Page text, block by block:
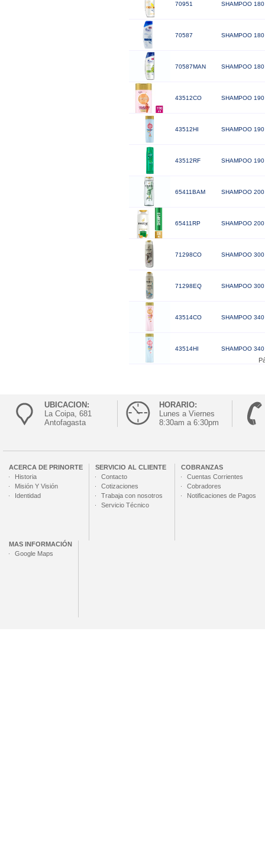
70951 SHAMPOO
70587 SHAMPOO
70587MAN SHAMPOO
43512CO SHAMPOO
43512HI SHAMPOO
43512RF SHAMPOO
65411BAM SHAMPOO
65411RP SHAMPOO
71298CO SHAMPOO
71298EQ SHAMPOO
43514CO SHAMPOO
43514HI SHAMPOO
UBICACION:
La Coipa, 681
Antofagasta
HORARIO:
Lunes a Viernes
8:30am a 6:30pm
ACERCA DE PRINORTE
Historia
Misión Y Visión
Identidad
SERVICIO AL CLIENTE
Contacto
Cotizaciones
Trabaja con nosotros
Servicio Técnico
COBRANZAS
Cuentas Corrientes
Cobradores
Notificaciones de Pagos
MAS INFORMACIÓN
Google Maps